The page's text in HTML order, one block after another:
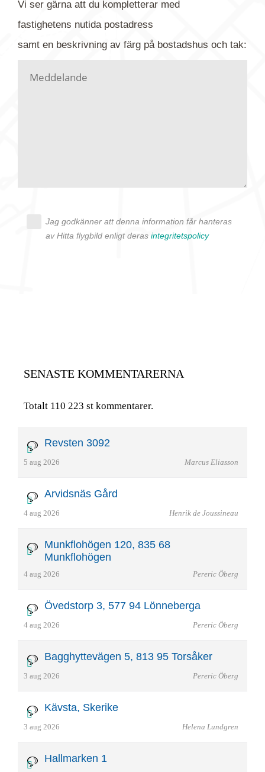
kontaktar dig så fort vi kan, givetvis utan
Vi ser gärna att du kompletterar med
fastighetens nutidapostadress
samt en beskrivning av färg på bostadshus och tak:
Jag godkänner att denna information får hanteras
av Hitta flygbild enligt deras integritetspolicy
SENASTE KOMMENTARERNA
Totalt 110 223 st kommentarer.
Revsten 3092
5 aug 2026 Marcus Eliasson
Arvidsnäs Gård
4 aug 2026 Henrik de Joussineau
Munkflohögen 120, 835 68
Munkflohögen
4 aug 2026 Pereric Öberg
Övedstorp 3, 577 94 Lönneberga
4 aug 2026 Pereric Öberg
Bagghyttevägen 5, 813 95 Torsåker
3 aug 2026 Pereric Öberg
Kävsta, Skerike
3 aug 2026 Helena Lundgren
Hallmarken 1